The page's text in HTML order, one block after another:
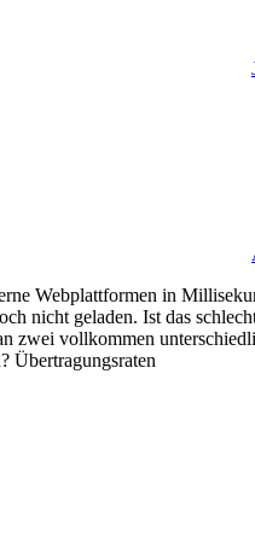
Webplattformen in
nicht geladen. Ist das
zwei vollkommen
Übertragungsraten